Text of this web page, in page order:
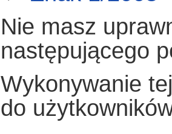
Nie masz
następującego
Wykonywanie
do